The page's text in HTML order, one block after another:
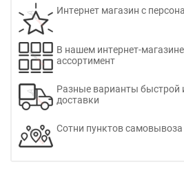
Интернет магазин с
В нашем интернет-
ассортимент
Разные варианты быстрой
доставки
Сотни пунктов самовывоза